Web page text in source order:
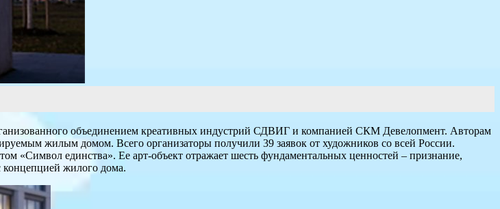
объединением креативных индустрий СДВИГ и компанией СКМ Девелопмент. Авторам
жилым домом. Всего организаторы получили 39 заявок от художников со всей России.
«Символ единства». Ее арт-объект отражает шесть фундаментальных ценностей – признание,
концепцией жилого дома.